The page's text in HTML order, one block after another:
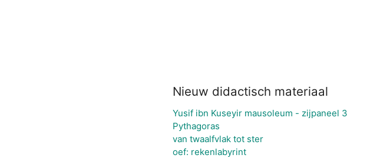
Nieuw didactisch materiaal
Yusif ibn Kuseyir mausoleum - zijpaneel 3
Pythagoras
van twaalfvlak tot ster
oef: rekenlabyrint